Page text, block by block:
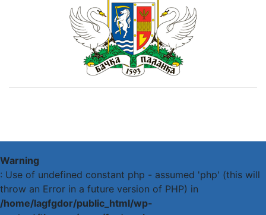
Warning
: Use of undefined constant php - assumed 'php' (this will
throw an Error in a future version of PHP) in
/home/lagfgdor/public_html/wp-